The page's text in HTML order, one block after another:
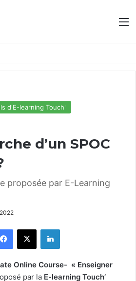
d'E-learning Touch'
d’un SPOC
proposée par E-Learning
Facebook
X Linkedin
Online Course- « Enseigner
par la E-learning Touch’